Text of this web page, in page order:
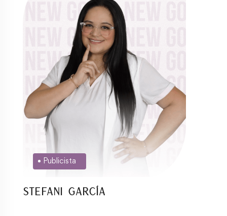
Publicista
Stefani García